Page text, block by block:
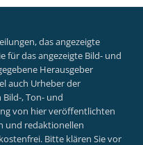
das angezeigte
für das angezeigte Bild- und
Herausgeber
auch Urheber der
, Ton- und
von hier veröffentlichten
und redaktionellen
Bitte klären Sie vor